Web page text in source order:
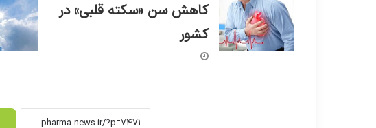
کاهش سن «سکته قلبی» در
کشور